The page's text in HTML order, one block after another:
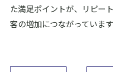
た満足ポイントが、リピー
客の増加につながっています